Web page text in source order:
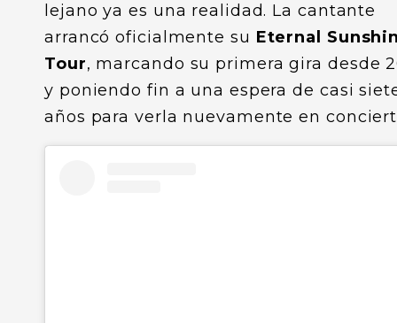
lejano ya es una realidad. La cantante
arrancó oficialmente su Eternal
Tour, marcando su primera gira desde
y poniendo fin a una espera de casi
años para verla nuevamente en